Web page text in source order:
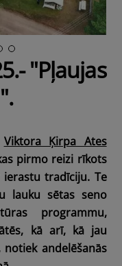
"Pļaujas
Viktora Ķirpa Ates
pirmo reizi rīkots
tradīciju. Te
lauku sētas seno
programmu,
kā arī, kā jau
andelēšanās